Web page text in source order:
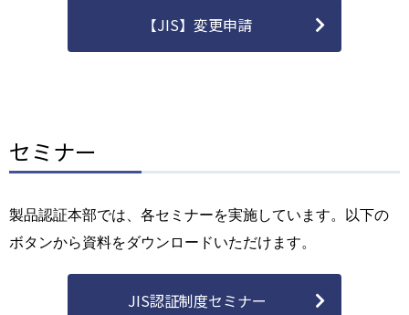
【JIS】変更申請
セミナー
製品認証本部では、各セミナーを実施しています。以下の
ボタンから資料をダウンロードいただけます。
JIS認証制度セミナー